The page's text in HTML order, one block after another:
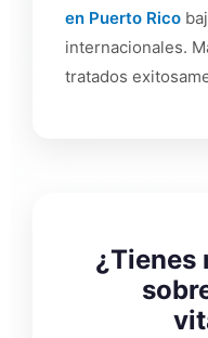
en Puerto Rico
internacionales.
tratados
¿Tienes